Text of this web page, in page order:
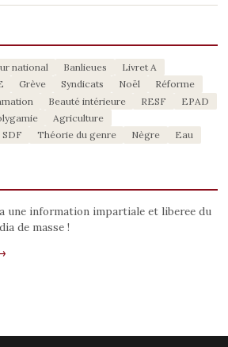
national Banlieues
Livret A
Grève Syndicats Noël
Réforme
Beauté intérieure RESF
EPAD
Agriculture
SDF Théorie du genre Nègre Eau
une information impartiale et liberee du
de masse !